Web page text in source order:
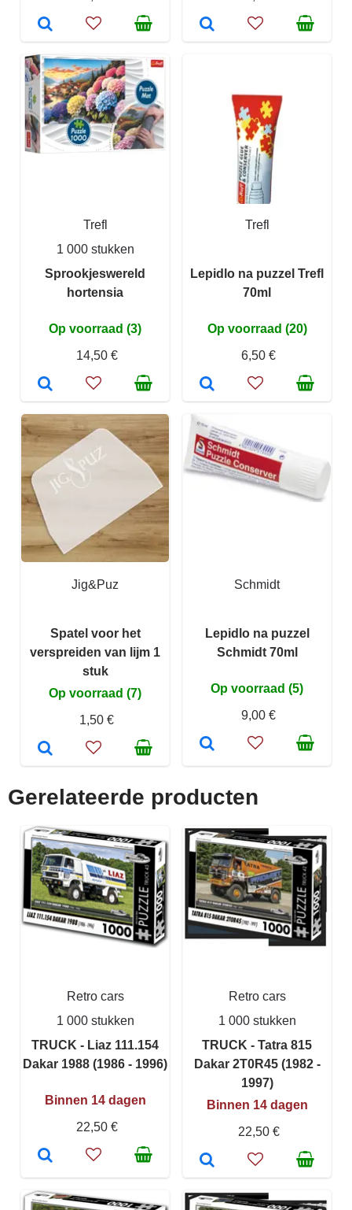
Trefl
1 000 stukken
Sprookjeswereld
hortensia
Op voorraad (3)
14,50 €
Trefl
Lepidlo na puzzel Trefl
70ml
Op voorraad (20)
6,50 €
Jig&Puz
Spatel voor het
verspreiden van lijm 1
stuk
Op voorraad (7)
1,50 €
Schmidt
Lepidlo na puzzel
Schmidt 70ml
Op voorraad (5)
9,00 €
Gerelateerde producten
Retro cars
1 000 stukken
TRUCK - Liaz 111.154
Dakar 1988 (1986 - 1996)
Binnen 14 dagen
22,50 €
Retro cars
1 000 stukken
TRUCK - Tatra 815
Dakar 2T0R45 (1982 -
1997)
Binnen 14 dagen
22,50 €